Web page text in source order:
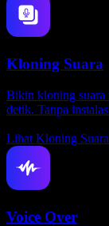
Kloning Suara
Bikin kloning suara
detik. Tanpa
Lihat Kloning Suara
Voice Over